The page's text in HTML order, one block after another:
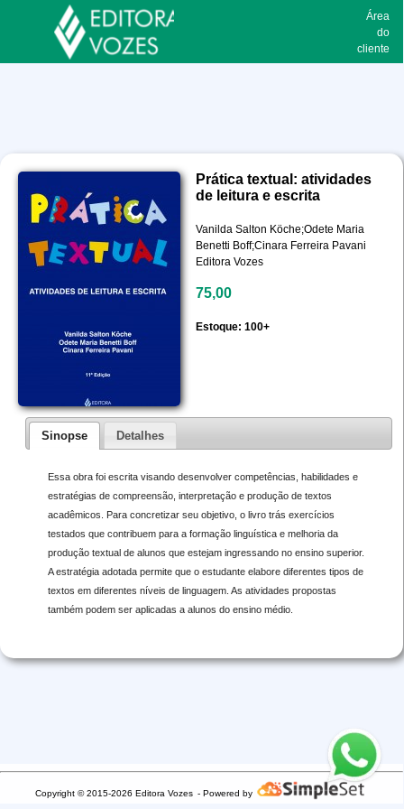
Área
do
cliente
Prática textual: atividades
de leitura e escrita
Vanilda Salton Köche;Odete Maria
Benetti Boff;Cinara Ferreira Pavani
Editora Vozes
75,00
Estoque: 100+
Sinopse Detalhes
Essa obra foi escrita visando desenvolver competências, habilidades e
estratégias de compreensão, interpretação e produção de textos
acadêmicos. Para concretizar seu objetivo, o livro trás exercícios
testados que contribuem para a formação linguística e melhoria da
produção textual de alunos que estejam ingressando no ensino superior.
A estratégia adotada permite que o estudante elabore diferentes tipos de
textos em diferentes níveis de linguagem. As atividades propostas
também podem ser aplicadas a alunos do ensino médio.
Copyright © 2015-2026 Editora Vozes - Powered by